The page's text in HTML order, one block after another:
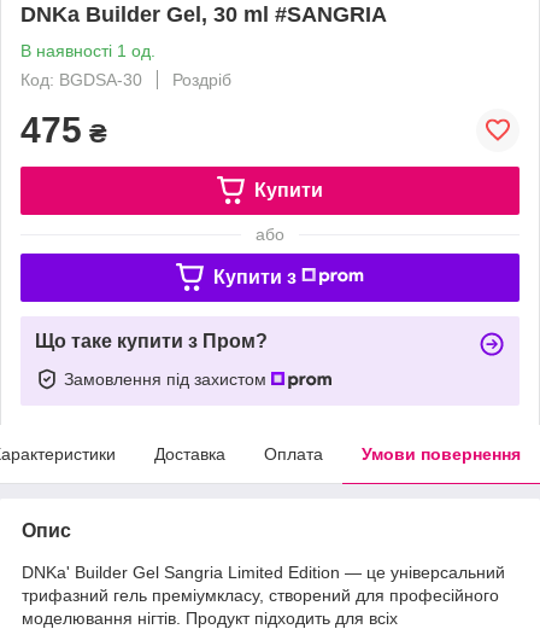
DNKa Builder Gel, 30 ml #SANGRIA
В наявності 1 од.
Код: BGDSA-30
Роздріб
475 ₴
Купити
або
Купити з
Що таке купити з Пром?
Замовлення під захистом
Доставка Оплата Умови повернення
Опис
DNKa' Builder Gel Sangria Limited Edition — це універсальний
трифазний гель преміумкласу, створений для професійного
моделювання нігтів. Продукт підходить для всіх